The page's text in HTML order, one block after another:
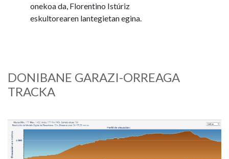
onekoa da, Florentino Istúriz
eskultorearen lantegietan egina.
DONIBANE GARAZI-ORREAGA
TRACKA